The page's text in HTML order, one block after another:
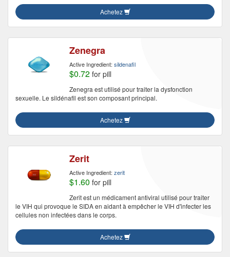
Achetez
Zenegra
Active Ingredient: sildenafil
$0.72 for pill
Zenegra est utilisé pour traiter la dysfonction
sexuelle. Le sildénafil est son composant principal.
Achetez
Zerit
Active Ingredient: zerit
$1.60 for pill
Zerit est un médicament antiviral utilisé pour traiter
le VIH qui provoque le SIDA en aidant à empêcher le VIH d'infecter les
cellules non infectées dans le corps.
Achetez